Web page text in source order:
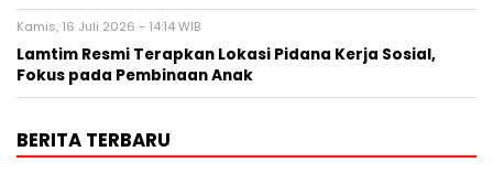
Kamis, 16 Juli 2026 - 14:14 WIB
Lamtim Resmi Terapkan Lokasi Pidana Kerja Sosial,
Fokus pada Pembinaan Anak
BERITA TERBARU